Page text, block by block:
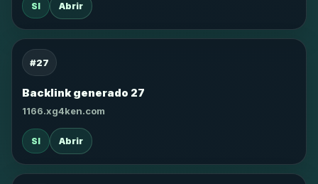
SI Abrir
#27
Backlink generado 27
1166.xg4ken.com
SI Abrir